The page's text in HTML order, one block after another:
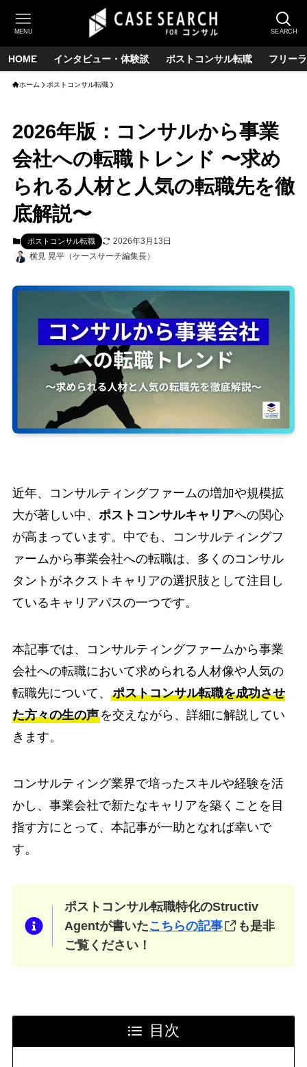
SEARCH
MENU
HOME インタビュー・体験談 ポストコンサル転職 フリー
ホーム ポストコンサル転職
2026年版：コンサルから事業
会社への転職トレンド 〜求め
られる人材と人気の転職先を徹
底解説〜
ポストコンサル転職
2026年3月13日
横見 晃平（ケースサーチ編集長）
近年、コンサルティングファームの増加や規模拡
大が著しい中、 ポストコンサルキャリアへの関心
が高まっています。中でも、コンサルティングフ
ァームから事業会社への転職は、多くのコンサル
タントがネクストキャリアの選択肢として注目し
ているキャリアパスの一つです。
本記事では、コンサルティングファームから事業
会社への転職において求められる人材像や人気の
転職先について、 ポストコンサル転職を成功させ
た方々の生の声を交えながら、詳細に解説してい
きます。
コンサルティング業界で培ったスキルや経験を活
かし、事業会社で新たなキャリアを築くことを目
指す方にとって、本記事が一助となれば幸いで
す。
ポストコンサル転職特化のStructiv
Agentが書いたこちらの記事
も是非
ご覧ください！
目次